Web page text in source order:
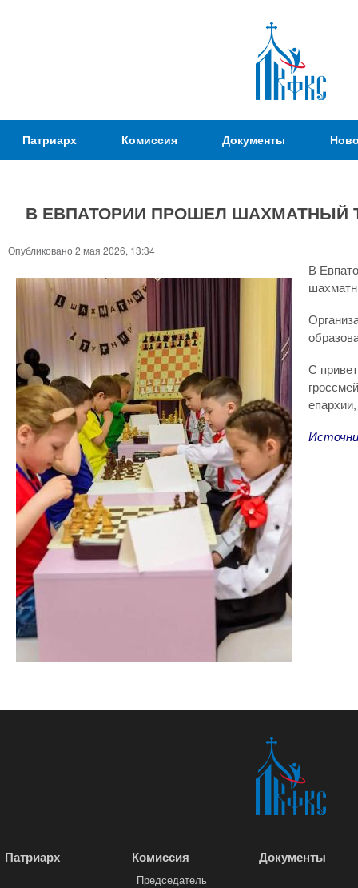
Патриаршая
Комиссия
вопросам
физической
культуры и
спорта
Патриарх Комиссия Документы
Вы
В ЕВПАТОРИИ ПРОШЕЛ ШАХМАТНЫЙ
Опубликовано 2 мая 2026, 13:34
В
С
Патриарх Комиссия
Председатель
Документы